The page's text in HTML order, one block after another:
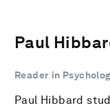
Paul
Reader in
Paul Hibbard